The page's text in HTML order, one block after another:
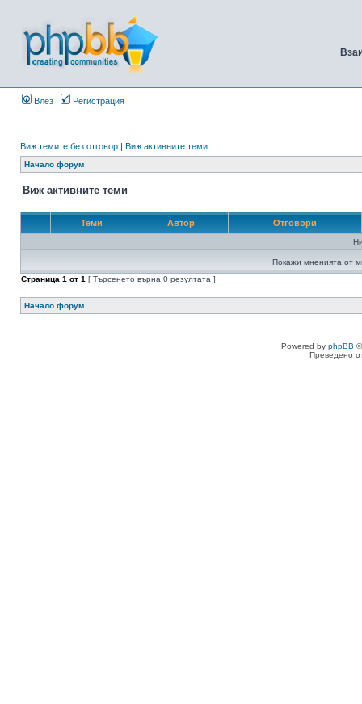
Влез Регистрация
Виж темите без отговор | Виж активните теми
Начало форум
Виж активните теми
Теми Автор Отговори
Покажи мненията от
Страница 1 от 1 [ Търсенето върна 0 резултата ]
Начало форум
Powered by phpBB
Преведено